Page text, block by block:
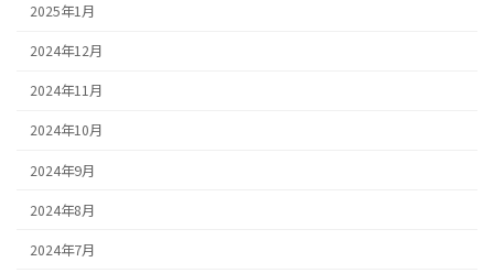
2025年1月
2024年12月
2024年11月
2024年10月
2024年9月
2024年8月
2024年7月